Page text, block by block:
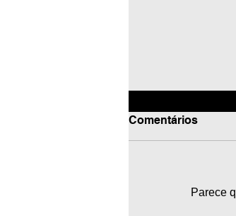
Comentários
Parece